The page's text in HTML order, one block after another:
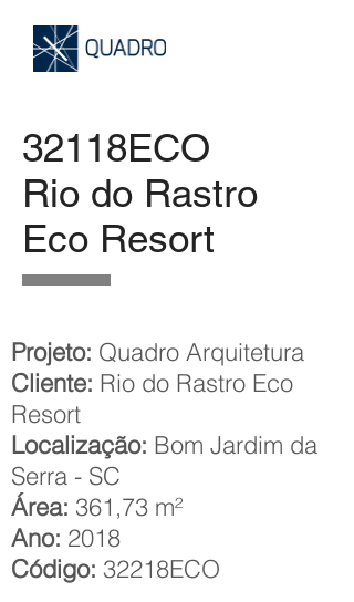
32118ECO
Rio do Rastro
Eco Resort
Projeto: Quadro Arquitetura
Cliente: Rio do Rastro Eco
Resort
Localização: Bom Jardim da
Serra - SC
Área: 361,73 m²
Ano: 2018
Código: 32218ECO